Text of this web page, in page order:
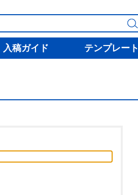
入稿ガイド テンプレート